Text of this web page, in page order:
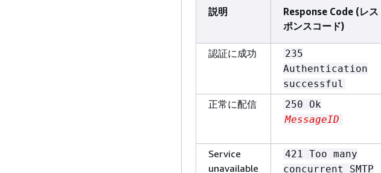
説明
Response Code (レス
ポンスコード)
認証に成功
235
Authentication
successful
正常に配信
250 Ok
MessageID
Service
unavailable
421 Too many
concurrent SMTP